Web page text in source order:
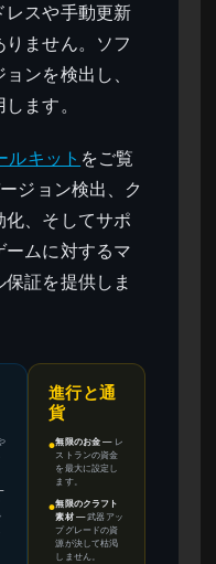
レスや手動更新
ません。ソフ
ンを検出し、
ます。
ルキット をご覧
ジョン検出、ク
化、そしてサポ
ムに対するマ
証を提供しま
進行と通
貨
●無限のお金 — レ
ストランの資金
を最大に設定し
ます。
●無限のクラフト
素材—武器アッ
プグレードの資
源が決して枯渇
しません。